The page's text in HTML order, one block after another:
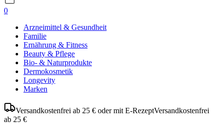
0
Arzneimittel & Gesundheit
Familie
Ernährung & Fitness
Beauty & Pflege
Bio- & Naturprodukte
Dermokosmetik
Longevity
Marken
Versandkostenfrei ab 25 € oder mit E-RezeptVersandkostenfrei
ab 25 €